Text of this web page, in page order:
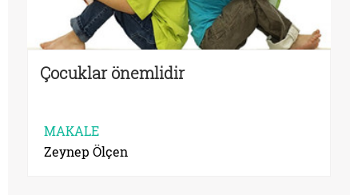
Çocuklar önemlidir
MAKALE
Zeynep Ölçen